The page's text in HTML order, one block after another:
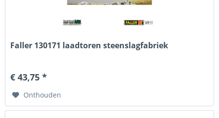
Faller 130171 laadtoren steenslagfabriek
€ 43,75 *
Onthouden